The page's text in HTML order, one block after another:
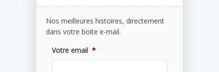
Nos meilleures histoires, directement
dans votre boite e-mail.
Votre email *